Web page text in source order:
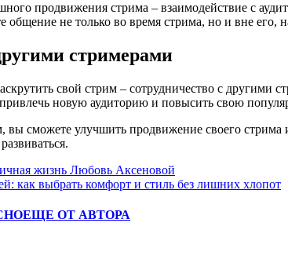
продвижения стрима – взаимодействие с
не только во время стрима, но и вне его,
стримерами
свой стрим – сотрудничество с другими
новую аудиторию и повысить свою
вы сможете улучшить продвижение своего
жизнь Любовь Аксеновой
как выбрать комфорт и стиль без лишних хлопот
ЕЩЕ ОТ АВТОРА